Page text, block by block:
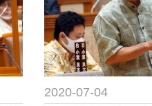
2020-07-04